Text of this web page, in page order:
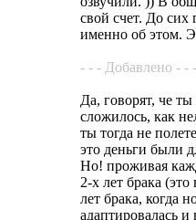
свой счет. До
именно об этом.
- - - Добавлено - - -
Да, говорят, че
сложилось, как
ты тогда не
это деньги были
Но! проживая
2-х лет брака
лет брака, когда
адаптировалась